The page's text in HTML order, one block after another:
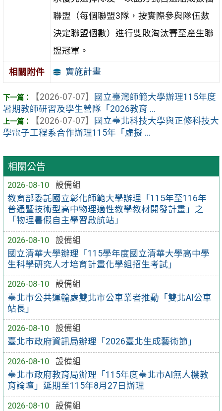
相關公告
2026-08-10
設備組
教育部委託國立彰化師範大學辦理「115年至116年
普通暨技術型高中物理適性教學教材開發計畫」之
「物理暑假自主學習啟航站」
2026-08-10
設備組
國立清華大學辦理「115學年度國立清華大學高中學
生科學研究人才培育計畫化學組招生考試」
2026-08-10
設備組
臺北市公共運輸處雙北市公車業者推動「雙北AI公車
站長」
2026-08-10
設備組
臺北市政府資訊局辦理「2026臺北生成藝術節」
2026-08-10
設備組
臺北市政府教育局辦理「115年度臺北市AI無人機教
育論壇」延期至115年8月27日辦理
2026-08-10
設備組
聯盟（每個聯盟3隊，按實際參與隊伍數
決定聯盟個數）進行雙敗淘汰賽至產生聯
盟冠軍。
相關附件 實施計畫
【2026-07-07】
國立臺灣師範大學辦理115年度
暑期教師研習及學生營隊「2026教育 ...
【2026-07-07】
國立臺北科技大學與正修科技大
學電子工程系合作辦理115年「虛擬 ...